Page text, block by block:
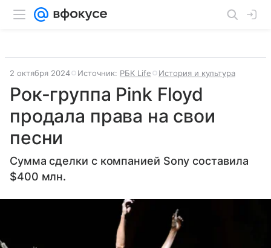
2 октября 2024 Источник: РБК Life История и культура
Рок-группа Pink Floyd
продала права на свои
песни
Сумма сделки с компанией Sony cоставила
$400 млн.